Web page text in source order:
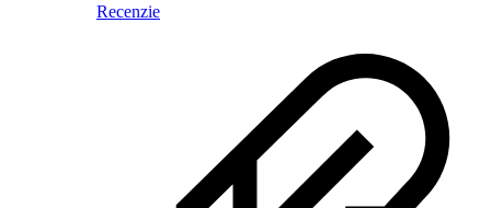
Recenzie